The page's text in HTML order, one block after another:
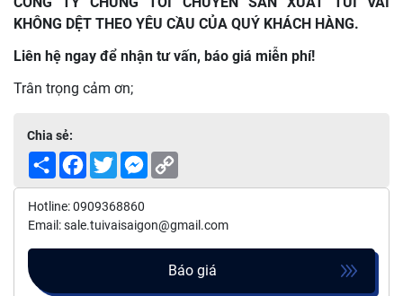
KHÔNG DỆT THEO YÊU CẦU CỦA QUÝ KHÁCH HÀNG.
Liên hệ ngay để nhận tư vấn, báo giá miễn phí!
Trân trọng cảm ơn;
Chia sẻ:
Share Facebook
TwitterMessenger
Hotline: 0909368860
Email: sale.tuivaisaigon@gmail.com
Báo giá